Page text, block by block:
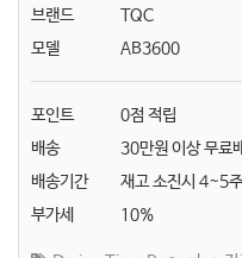
브랜드
TQC
모델
AB3600
포인트
0점 적립
배송
30만원 이상 무료
배송기간
재고 소진시 4~5
부가세
10%